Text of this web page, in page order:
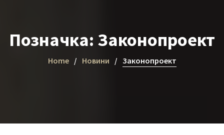
Позначка: Законопроект
Home Новини Законопроект